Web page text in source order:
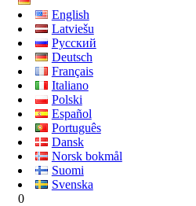
English
Latviešu
Русский
Deutsch
Français
Italiano
Polski
Español
Português
Dansk
Norsk bokmål
Suomi
Svenska
0